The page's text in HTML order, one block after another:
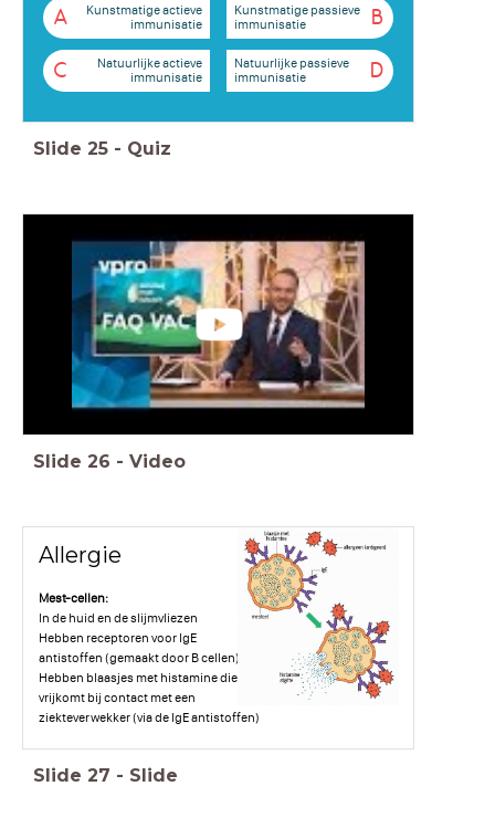
A
Kunstmatige actieve
immunisatie
B
Kunstmatige passieve
immunisatie
C
Natuurlijke actieve
immunisatie
D
Natuurlijke passieve
immunisatie
Slide 25 - Quiz
Slide 26 - Video
Allergie
Mest-cellen:
In de huid en de slijmvliezen
Hebben receptoren voor IgE
antistoffen (gemaakt door B cellen)
Hebben blaasjes met histamine die
vrijkomt bij contact met een
ziekteverwekker (via de IgE antistoffen)
Slide 27 - Slide